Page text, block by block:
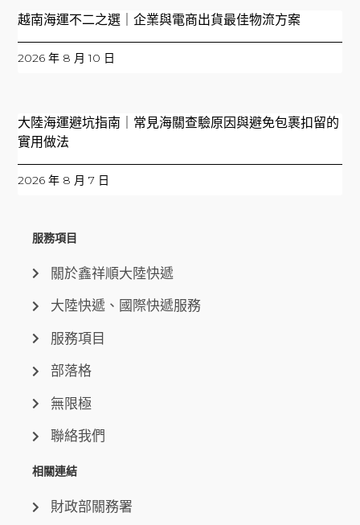
越南海運不二之選｜企業與電商出貨最佳物流方案
2026 年 8 月 10 日
大陸海運避坑指南｜常見海關查驗原因與避免包裹扣留的
實用做法
2026 年 8 月 7 日
服務項目
關於鑫祥順大陸快遞
大陸快遞、國際快遞服務
服務項目
部落格
無限極
聯絡我們
相關連結
財政部關務署